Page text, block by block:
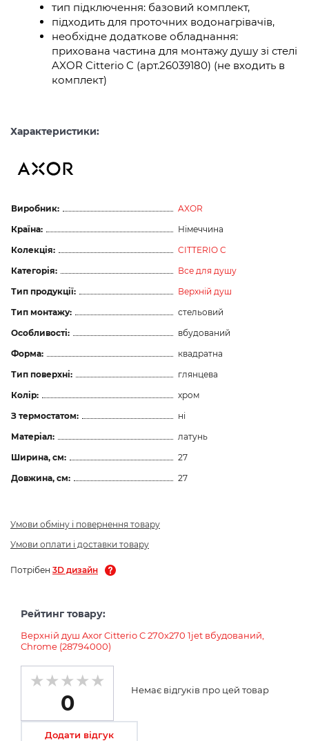
тип підключення: базовий комплект,
підходить для проточних водонагрівачів,
необхідне додаткове обладнання:
прихована частина для монтажу душу зі стелі
AXOR Citterio C (арт.26039180) (не входить в
комплект)
Характеристики:
Виробник:
AXOR
Країна:
Німеччина
Колекція:
CITTERIO C
Категорія:
Все для душу
Тип продукції:
Верхній душ
Тип монтажу:
стельовий
Особливості:
вбудований
Форма:
квадратна
Тип поверхні:
глянцева
Колір:
хром
З термостатом:
ні
Матеріал:
латунь
Ширина, см:
27
Довжина, см:
27
Умови обміну і повернення товару
Умови оплати і доставки товару
Потрібен 3D дизайн
Рейтинг товару:
Верхній душ Axor Citterio C 270х270 1jet вбудований,
Chrome (28794000)
0
Немає відгуків про цей товар
Додати відгук